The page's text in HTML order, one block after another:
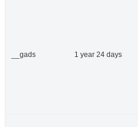
__gads 1 year 24 days